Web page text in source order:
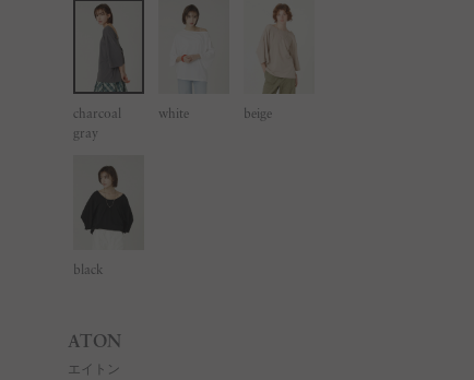
charcoal
gray
white beige
black
ATON
エイトン